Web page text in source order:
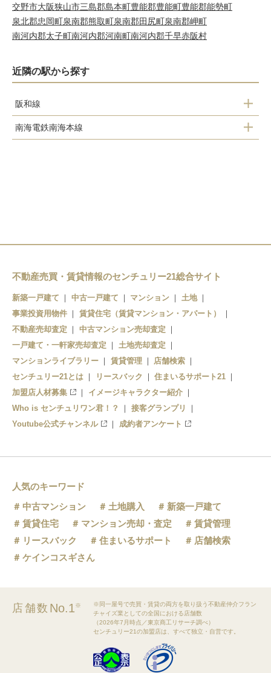
交野市大阪狭山市三島郡島本町豊能郡豊能町豊能郡能勢町
泉北郡忠岡町泉南郡熊取町泉南郡田尻町泉南郡岬町
南河内郡太子町南河内郡河南町南河内郡千早赤阪村
近隣の駅から探す
阪和線
和泉鳥取駅
南海電鉄南海本線
不動産売買・賃貸情報のセンチュリー21総合サイト
新築一戸建て 中古一戸建て マンション
土地
事業投資用物件
賃貸住宅（賃貸マンション・アパート）
不動産売却査定
中古マンション売却査定
一戸建て・一軒家売却査定
土地売却査定
マンションライブラリー
賃貸管理
店舗検索
センチュリー21とは
リースバック
住まいるサポート21
加盟店人材募集
イメージキャラクター紹介
Who is センチュリワン君！？
接客グランプリ
Youtube公式チャンネル
成約者アンケート
人気のキーワード
中古マンション
土地購入
新築一戸建て
賃貸住宅
マンション売却・査定
賃貸管理
リースバック
住まいるサポート
店舗検索
ケインコスギさん
店舗数 No.1※
※同一屋号で売買・賃貸の両方を取り扱う不動産仲介フラン
チャイズ業としての全国における店舗数
（2026年7月時点／東京商工リサーチ調べ）
センチュリー21の加盟店は、すべて独立・自営です。